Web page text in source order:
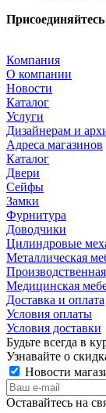
Компания
О компании
Новости
Каталог
Услуги
Дизайнерам и
Адреса магазинов
Каталог
Двери
Сейфы
Замки
Фурнитура
Доводчики
Цилиндровые
Металлическая
Медицинская
Доставка и оплата
Условия оплаты
Условия доставки
Будьте всегда в
Узнавайте о
Новости
Оставайтесь на